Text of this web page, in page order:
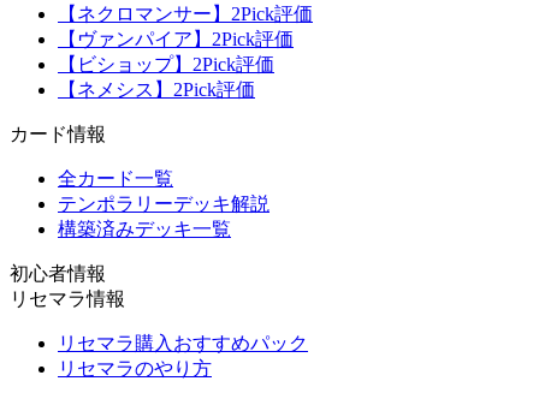
【ネクロマンサー】2Pick評価
【ヴァンパイア】2Pick評価
【ビショップ】2Pick評価
【ネメシス】2Pick評価
カード情報
全カード一覧
テンポラリーデッキ解説
構築済みデッキ一覧
初心者情報
リセマラ情報
リセマラ購入おすすめパック
リセマラのやり方